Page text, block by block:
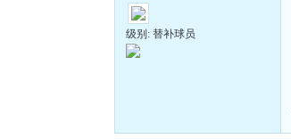
级别: 替补球员